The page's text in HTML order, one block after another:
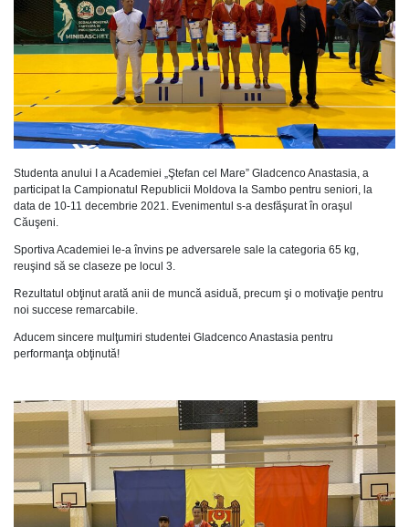
Studenta anului I a Academiei „Ştefan cel Mare” Gladcenco Anastasia, a
participat la Campionatul Republicii Moldova la Sambo pentru seniori, la
data de 10-11 decembrie 2021. Evenimentul s-a desfăşurat în oraşul
Căuşeni.
Sportiva Academiei le-a învins pe adversarele sale la categoria 65 kg,
reuşind să se claseze pe locul 3.
Rezultatul obţinut arată anii de muncă asiduă, precum şi o motivaţie pentru
noi succese remarcabile.
Aducem sincere mulţumiri studentei Gladcenco Anastasia pentru
performanţa obţinută!